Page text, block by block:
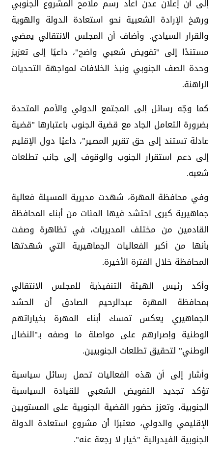
إلى أن إعلان عدن أعاد رسم ملامح المشروع الجنوبي
ورسّخ الإرادة الشعبية نحو استعادة الدولة والهوية
والقرار السيادي. وأضاف أن المجلس الانتقالي يمضي
مستندًا إلى "تفويض شعبي واضح"، داعيًا إلى تعزيز
وحدة الصف الجنوبي ونبذ الخلافات لمواجهة التحديات
الراهنة.
كما وجّه رسائل إلى المجتمع الدولي والأمم المتحدة
بضرورة التعامل الجاد مع قضية الجنوب باعتبارها "قضية
عادلة تستند إلى حق تقرير المصير"، داعيًا دول الإقليم
إلى دعم استقرار الجنوب والوقوف إلى جانب تطلعات
شعبه.
وفي محافظة المهرة، شهدت مديرية المسيلة فعالية
جماهيرية كبرى احتشد فيها المئات من أبناء المحافظة
القادمين من مختلف المديريات، في تظاهرة وصفت
بأنها من أكبر الفعاليات الجماهيرية التي شهدتها
المحافظة خلال الفترة الأخيرة.
وأكد رئيس الهيئة التنفيذية للمجلس الانتقالي
بمحافظة المهرة عبدالرحيم الصادق أن الحشد
الجماهيري يعكس تمسك أبناء المهرة بخياراتهم
الوطنية وإصرارهم على مواصلة ما وصفه بـ"النضال
الوطني" لتحقيق تطلعات الجنوبيين.
وأشار إلى أن هذه الفعاليات تحمل رسائل سياسية
تؤكد تجديد التفويض الشعبي للقيادة السياسية
الجنوبية، وتعزز حضور القضية الجنوبية على المستويين
الإقليمي والدولي، معتبرًا أن مشروع استعادة الدولة
الجنوبية الفيدرالية "خيار لا رجعة عنه".